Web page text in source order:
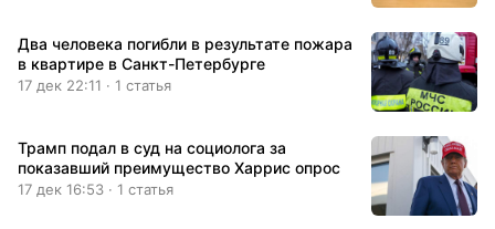
Два человека погибли в результате пожара
в квартире в Санкт-Петербурге
17 дек 22:11 · 1 статья
Трамп подал в суд на социолога за
показавший преимущество Харрис опрос
17 дек 16:53 · 1 статья